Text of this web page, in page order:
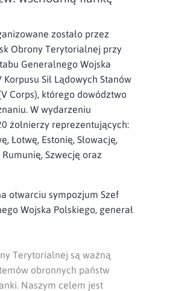
zostało przez
Obrony Terytorialnej przy
Generalnego Wojska
Sił Lądowych Stanów
Corps), którego dowództwo
W wydarzeniu
żołnierzy reprezentujących:
Łotwę, Estonię, Słowację,
Rumunię, Szwecję oraz
otwarciu sympozjum Szef
Wojska Polskiego, generał
Terytorialnej są ważną
obronnych państw
Naszym celem jest